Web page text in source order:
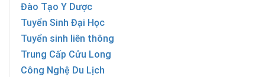
Đào Tạo Y Dược
Tuyển Sinh Đại Học
Tuyển sinh liên thông
Trung Cấp Cửu Long
Công Nghệ Du Lịch